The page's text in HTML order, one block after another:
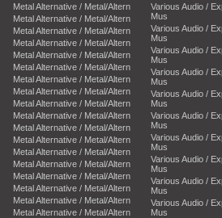
Metal Alternative / Metal/Altern
Metal Alternative / Metal/Altern
Metal Alternative / Metal/Altern
Metal Alternative / Metal/Altern
Metal Alternative / Metal/Altern
Metal Alternative / Metal/Altern
Metal Alternative / Metal/Altern
Metal Alternative / Metal/Altern
Metal Alternative / Metal/Altern
Metal Alternative / Metal/Altern
Metal Alternative / Metal/Altern
Metal Alternative / Metal/Altern
Metal Alternative / Metal/Altern
Metal Alternative / Metal/Altern
Metal Alternative / Metal/Altern
Metal Alternative / Metal/Altern
Metal Alternative / Metal/Altern
Metal Alternative / Metal/Altern
Various Audio /
Mus
Various Audio /
Mus
Various Audio /
Mus
Various Audio /
Mus
Various Audio /
Mus
Various Audio /
Mus
Various Audio /
Mus
Various Audio /
Mus
Various Audio /
Mus
Various Audio /
Mus